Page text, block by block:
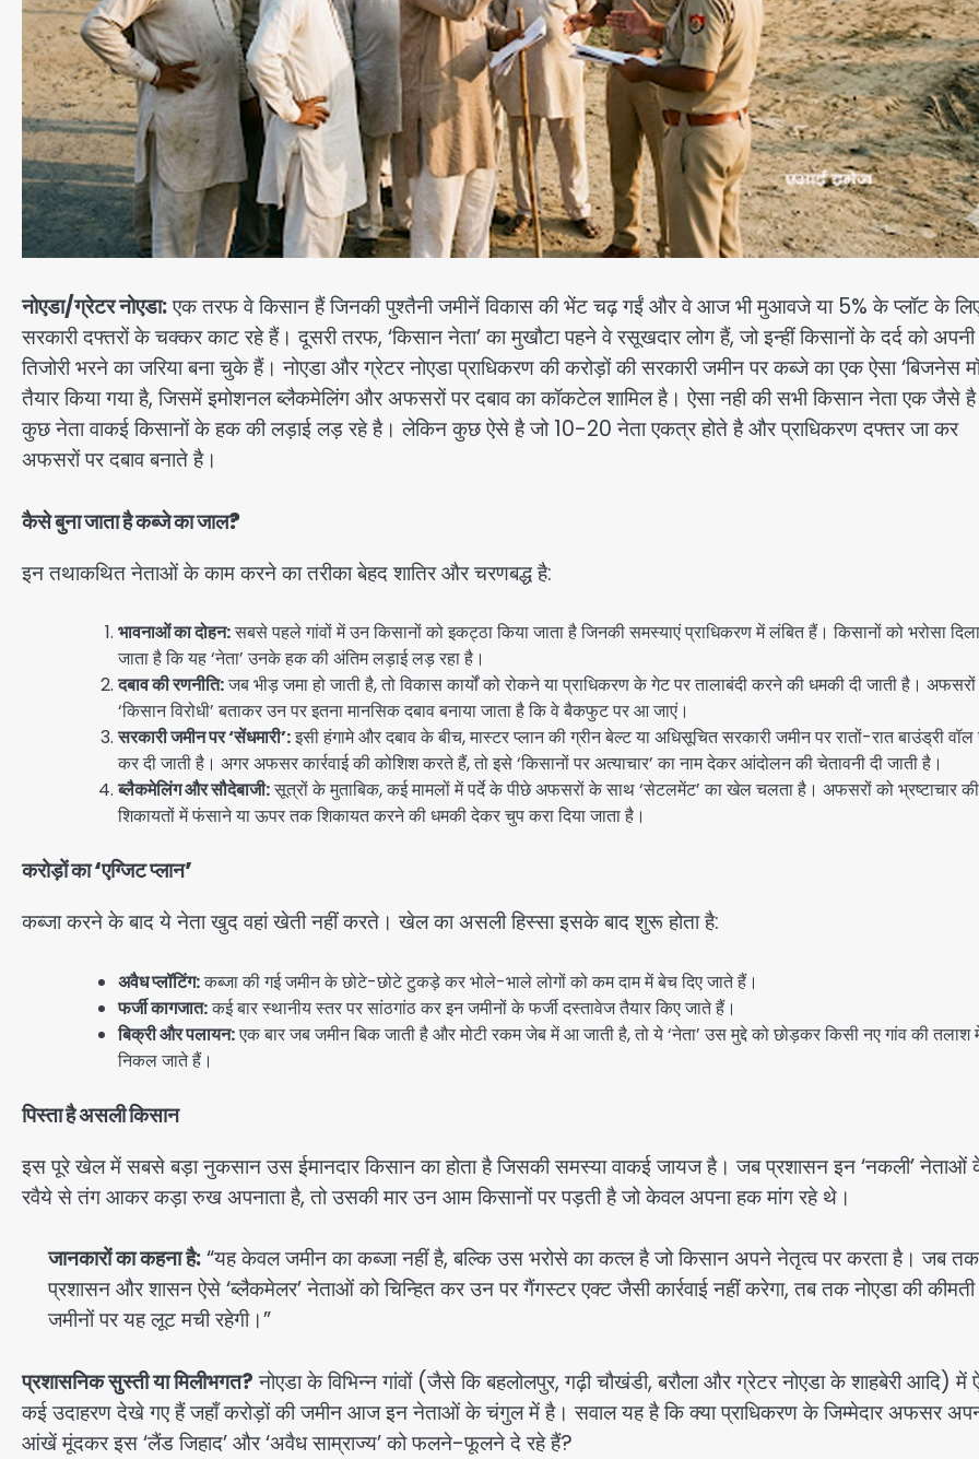
नोएडा/ग्रेटर नोएडा:एक तरफ वे किसान हैं जिनकी पुश्तैनी जमीनें विकास की भेंट चढ़ गईं और वे आज भी मुआवजे या 5% के प्लॉट के
सरकारी दफ्तरों के चक्कर काट रहे हैं। दूसरी तरफ, ‘किसान नेता’ का मुखौटा पहने वे रसूखदार लोग हैं, जो इन्हीं किसानों के दर्द को अपनी
तिजोरी भरने का जरिया बना चुके हैं। नोएडा और ग्रेटर नोएडा प्राधिकरण की करोड़ों की सरकारी जमीन पर कब्जे का एक ऐसा ‘बिजनेस
तैयार किया गया है, जिसमें इमोशनल ब्लैकमेलिंग और अफसरों पर दबाव का कॉकटेल शामिल है। ऐसा नही की सभी किसान नेता एक जैसे
कुछ नेता वाकई किसानों के हक की लड़ाई लड़ रहे है। लेकिन कुछ ऐसे है जो 10-20 नेता एकत्र होते है और प्राधिकरण दफ्तर जा कर
अफसरों पर दबाव बनाते है।
कैसे बुना जाता है कब्जे का जाल?
इन तथाकथित नेताओं के काम करने का तरीका बेहद शातिर और चरणबद्ध है:
भावनाओं का दोहन:सबसे पहले गांवों में उन किसानों को इकट्ठा किया जाता है जिनकी समस्याएं प्राधिकरण में लंबित हैं। किसानों को भरोसा
जाता है कि यह ‘नेता’ उनके हक की अंतिम लड़ाई लड़ रहा है।
दबाव की रणनीति:जब भीड़ जमा हो जाती है, तो विकास कार्यों को रोकने या प्राधिकरण के गेट पर तालाबंदी करने की धमकी दी जाती है।
‘किसान विरोधी’ बताकर उन पर इतना मानसिक दबाव बनाया जाता है कि वे बैकफुट पर आ जाएं।
सरकारी जमीन पर ‘सेंधमारी’:इसी हंगामे और दबाव के बीच, मास्टर प्लान की ग्रीन बेल्ट या अधिसूचित सरकारी जमीन पर रातों-रात बाउंड्री
कर दी जाती है। अगर अफसर कार्रवाई की कोशिश करते हैं, तो इसे ‘किसानों पर अत्याचार’ का नाम देकर आंदोलन की चेतावनी दी जाती है।
ब्लैकमेलिंग और सौदेबाजी:सूत्रों के मुताबिक, कई मामलों में पर्दे के पीछे अफसरों के साथ ‘सेटलमेंट’ का खेल चलता है। अफसरों को भ्रष्टाचार की
शिकायतों में फंसाने या ऊपर तक शिकायत करने की धमकी देकर चुप करा दिया जाता है।
करोड़ों का ‘एग्जिट प्लान’
कब्जा करने के बाद ये नेता खुद वहां खेती नहीं करते। खेल का असली हिस्सा इसके बाद शुरू होता है:
अवैध प्लॉटिंग:कब्जा की गई जमीन के छोटे-छोटे टुकड़े कर भोले-भाले लोगों को कम दाम में बेच दिए जाते हैं।
फर्जी कागजात:कई बार स्थानीय स्तर पर सांठगांठ कर इन जमीनों के फर्जी दस्तावेज तैयार किए जाते हैं।
बिक्री और पलायन:एक बार जब जमीन बिक जाती है और मोटी रकम जेब में आ जाती है, तो ये ‘नेता’ उस मुद्दे को छोड़कर किसी नए गांव की तलाश
निकल जाते हैं।
पिस्ता है असली किसान
इस पूरे खेल में सबसे बड़ा नुकसान उस ईमानदार किसान का होता है जिसकी समस्या वाकई जायज है। जब प्रशासन इन ‘नकली’ नेताओं
रवैये से तंग आकर कड़ा रुख अपनाता है, तो उसकी मार उन आम किसानों पर पड़ती है जो केवल अपना हक मांग रहे थे।
जानकारों का कहना है:“यह केवल जमीन का कब्जा नहीं है, बल्कि उस भरोसे का कत्ल है जो किसान अपने नेतृत्व पर करता है। जब तक
प्रशासन और शासन ऐसे ‘ब्लैकमेलर’ नेताओं को चिन्हित कर उन पर गैंगस्टर एक्ट जैसी कार्रवाई नहीं करेगा, तब तक नोएडा की कीमती
जमीनों पर यह लूट मची रहेगी।”
प्रशासनिक सुस्ती या मिलीभगत?नोएडा के विभिन्न गांवों (जैसे कि बहलोलपुर, गढ़ी चौखंडी, बरौला और ग्रेटर नोएडा के शाहबेरी आदि) में
कई उदाहरण देखे गए हैं जहाँ करोड़ों की जमीन आज इन नेताओं के चंगुल में है। सवाल यह है कि क्या प्राधिकरण के जिम्मेदार अफसर
आंखें मूंदकर इस ‘लैंड जिहाद’ और ‘अवैध साम्राज्य’ को फलने-फूलने दे रहे हैं?